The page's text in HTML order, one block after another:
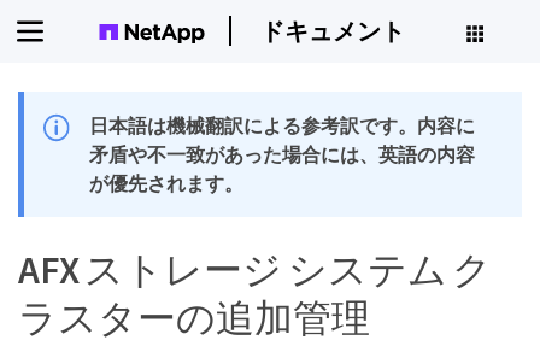
ドキュメント
日本語は機械翻訳による参考訳です。内容に
矛盾や不一致があった場合には、英語の内容
が優先されます。
AFX ストレージ システム ク
ラスターの追加管理